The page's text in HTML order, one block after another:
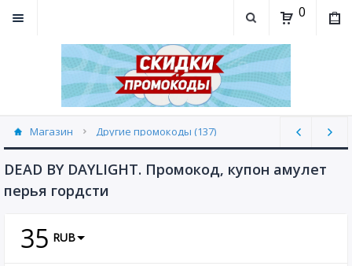
0
Магазин Другие промокоды (137)
DEAD BY DAYLIGHT. Промокод, купон амулет
перья гордсти
35 RUB